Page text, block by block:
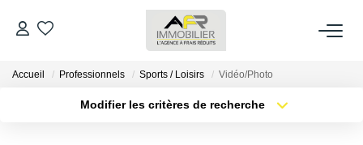
ACHETER
Accueil Professionnels Sports / Loisirs Vidéo/Photo
Modifier les critères de recherche